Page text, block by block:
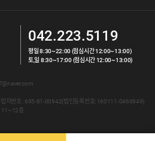
042.223.5119
평일 8:30~22:00 (점심시간 12:00~13:00)
토,일 8:30~17:00 (점심시간 12:00~13:00)
업자번호 : 695-81-00942(법인등록번호: 160111-0466949)
11~12층